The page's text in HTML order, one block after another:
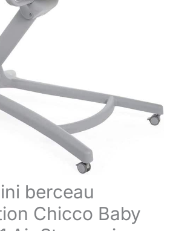
berceau
Chicco Baby